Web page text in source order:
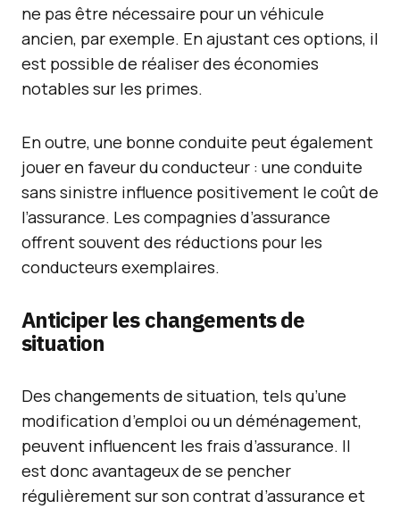
ne pas être nécessaire pour un véhicule
ancien, par exemple. En ajustant ces options, il
est possible de réaliser des économies
notables sur les primes.
En outre, une bonne conduite peut également
jouer en faveur du conducteur : une conduite
sans sinistre influence positivement le coût de
l’assurance. Les compagnies d’assurance
offrent souvent des réductions pour les
conducteurs exemplaires.
Anticiper les changements de
situation
Des changements de situation, tels qu’une
modification d’emploi ou un déménagement,
peuvent influencent les frais d’assurance. Il
est donc avantageux de se pencher
régulièrement sur son contrat d’assurance et